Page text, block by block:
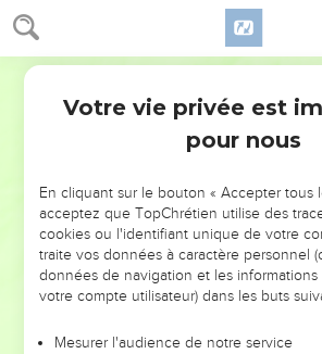
1 Corinthiens 11
péché envers le corps et le sang du
Que chacun donc s’examine soi-
alors de ce pain et boive de cette coupe ;
car si quelqu’un mange du pain et
reconnaître leur relation avec le corps
C’est pour cette raison que beaucoup
malades et faibles, et que plusieurs sont
Si nous commencions par nous
nous éviterions de tomber sous le
que nous ne soyons pas condamnés
Votre vie privée est
pour nous
En cliquant sur le bouton « Accepter tous
acceptez que TopChrétien utilise des
cookies ou l'identifiant unique de votre
traite vos données à caractère personnel
données de navigation et les
votre compte utilisateur) dans les buts
Mesurer l'audience de notre service